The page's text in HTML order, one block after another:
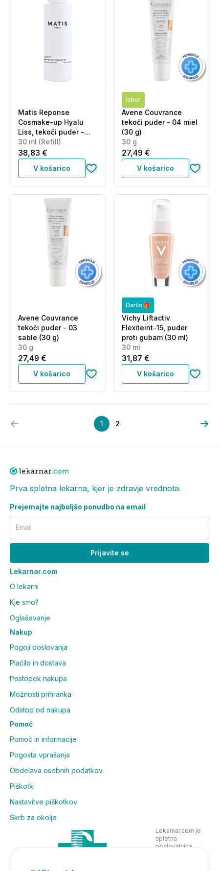
Matis Reponse
Cosmake-up Hyalu
Liss, tekoči puder -
srednji odtenek -
Medium - Refill (30 ml)
30 ml (Refill)
38,83 €
V košarico
Izbor
Avene Couvrance
tekoči puder - 04 miel
(30 g)
30 g
27,49 €
V košarico
Avene Couvrance
tekoči puder - 03
sable (30 g)
30 g
27,49 €
V košarico
Darilo🎁
Vichy Liftactiv
Flexiteint-15, puder
proti gubam (30 ml)
30 ml
31,87 €
V košarico
1 2
Prva spletna lekarna, kjer je zdravje vrednota.
Prejemajte najboljšo ponudbo na email
Email
Prijavite se
Lekarnar.com
O lekarni
Kje smo?
Oglaševanje
Nakup
Pogoji poslovanja
Plačilo in dostava
Postopek nakupa
Možnosti prihranka
Odstop od nakupa
Pomoč
Pomoč in informacije
Pogosta vprašanja
Obdelava osebnih podatkov
Piškotki
Nastavitve piškotkov
Skrb za okolje
Lekarnar.com je
spletna
poslovalnica